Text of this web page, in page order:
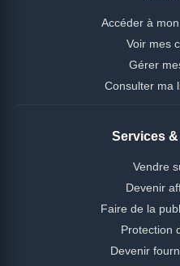
Accéder à
Voir mes
Gérer
Consulter ma
Services
Vendre
Devenir
Faire de la
Protection
Devenir